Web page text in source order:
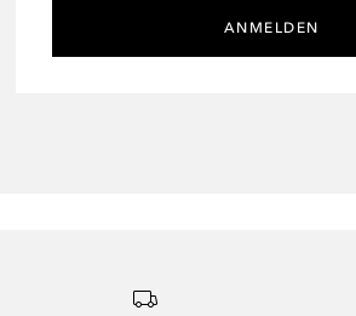
ANMELDEN